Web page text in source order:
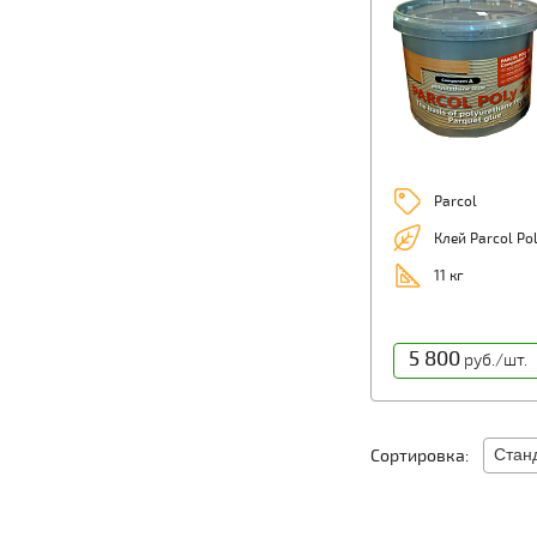
Parcol
Клей Parcol
11 кг
5 800руб./шт.
Сортировка: